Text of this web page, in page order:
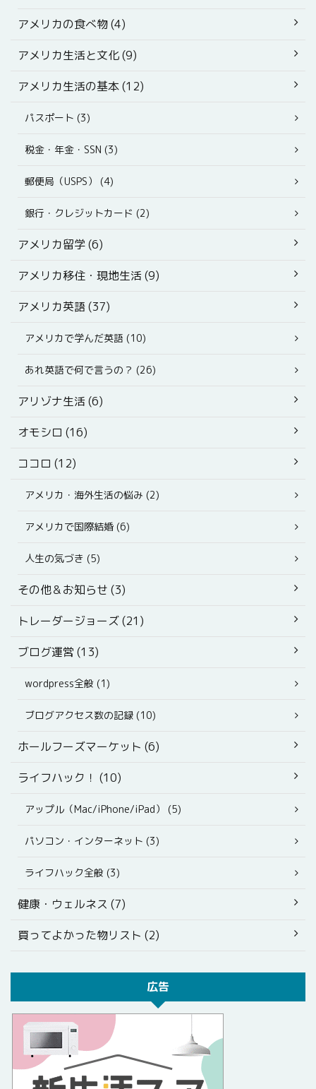
アメリカの食べ物 (4)
アメリカ生活と文化 (9)
アメリカ生活の基本 (12)
パスポート (3)
税金・年金・SSN (3)
郵便局（USPS） (4)
銀行・クレジットカード (2)
アメリカ留学 (6)
アメリカ移住・現地生活 (9)
アメリカ英語 (37)
アメリカで学んだ英語 (10)
あれ英語で何で言うの？ (26)
アリゾナ生活 (6)
オモシロ (16)
ココロ (12)
アメリカ・海外生活の悩み (2)
アメリカで国際結婚 (6)
人生の気づき (5)
その他＆お知らせ (3)
トレーダージョーズ (21)
ブログ運営 (13)
wordpress全般 (1)
ブログアクセス数の記録 (10)
ホールフーズマーケット (6)
ライフハック！ (10)
アップル（Mac/iPhone/iPad） (5)
パソコン・インターネット (3)
ライフハック全般 (3)
健康・ウェルネス (7)
買ってよかった物リスト (2)
広告